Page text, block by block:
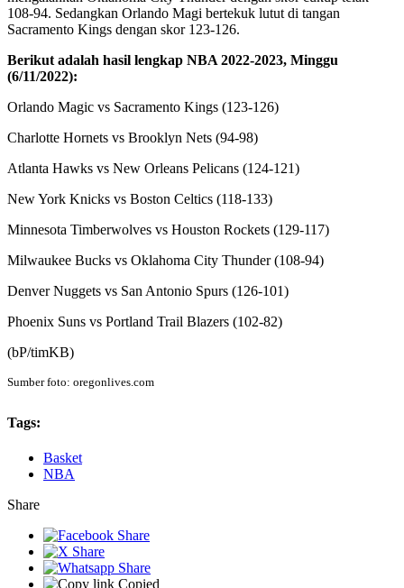
108-94. Sedangkan Orlando Magi bertekuk lutut di tangan
Sacramento Kings dengan skor 123-126.
Berikut adalah hasil lengkap NBA 2022-2023, Minggu
(6/11/2022):
Orlando Magic vs Sacramento Kings (123-126)
Charlotte Hornets vs Brooklyn Nets (94-98)
Atlanta Hawks vs New Orleans Pelicans (124-121)
New York Knicks vs Boston Celtics (118-133)
Minnesota Timberwolves vs Houston Rockets (129-117)
Milwaukee Bucks vs Oklahoma City Thunder (108-94)
Denver Nuggets vs San Antonio Spurs (126-101)
Phoenix Suns vs Portland Trail Blazers (102-82)
(bP/timKB)
Sumber foto: oregonlives.com
Tags:
Basket
NBA
Share
Copied